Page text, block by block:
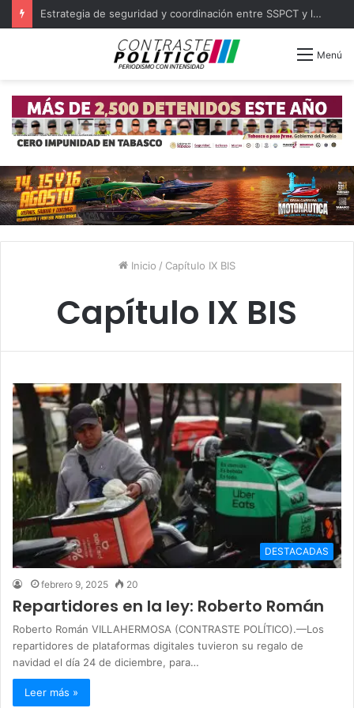
Estrategia de seguridad y coordinación entre SSPCT y las 16 policías municipales de Tabasco
Menú
Inicio / Capítulo IX BIS
Capítulo IX BIS
DESTACADAS
febrero 9, 2025 20
Repartidores en la ley: Roberto Román
Roberto Román VILLAHERMOSA (CONTRASTE POLÍTICO).—Los
repartidores de plataformas digitales tuvieron su regalo de
navidad el día 24 de diciembre, para…
Leer más »